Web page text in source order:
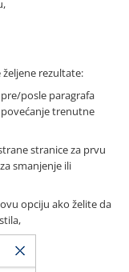
rezultate:
posle paragrafa
trenutne
stranice za prvu
za smanjenje ili
opciju ako želite da